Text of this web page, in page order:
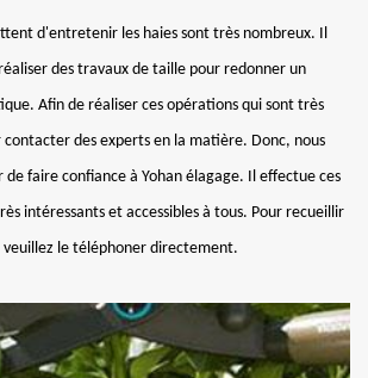
d'entretenir les haies sont très nombreux. Il
des travaux de taille pour redonner un
Afin de réaliser ces opérations qui sont très
des experts en la matière. Donc, nous
de faire confiance à Yohan élagage. Il effectue ces
intéressants et accessibles à tous. Pour recueillir
le téléphoner directement.